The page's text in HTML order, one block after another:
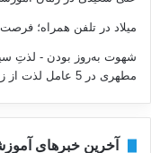
میلاد در تلفن همراه؛ فرصت
شهوت به‌روز بودن - لذتِ
مطهری در 5 عامل لذت از زندگی
آخرین خبرهای